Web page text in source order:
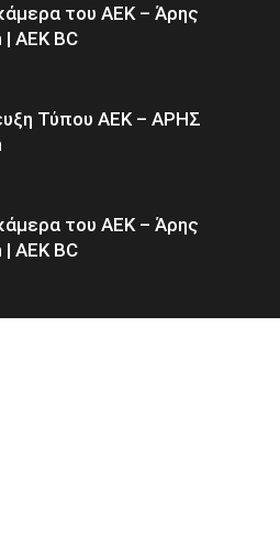
του ΑΕΚ – Άρης
AEK BC
Τύπου ΑΕΚ – ΑΡΗΣ
του ΑΕΚ – Άρης
AEK BC